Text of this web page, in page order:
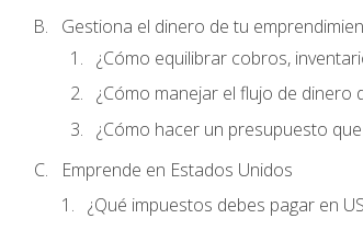
Gestiona el dinero de tu
¿Cómo equilibrar cobros,
¿Cómo manejar el flujo de dinero
¿Cómo hacer un presupuesto
Emprende en Estados Unidos
¿Qué impuestos debes pagar en